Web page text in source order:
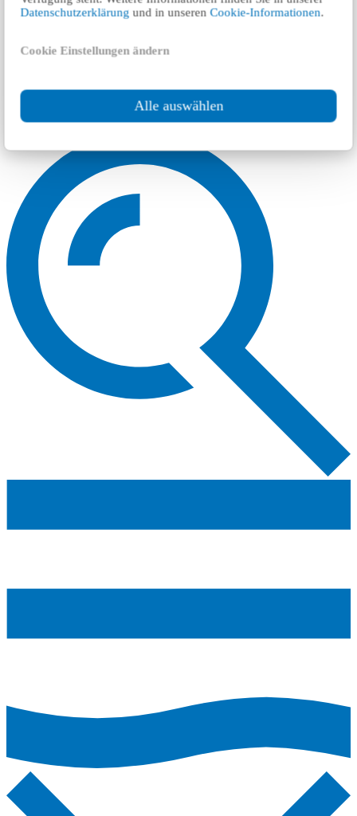
Datenschutzerklärung und in unserenCookie-Informationen.
Cookie Einstellungen ändern
Alle auswählen